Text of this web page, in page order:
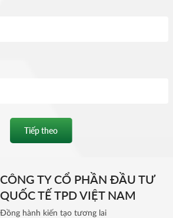
Tiếp theo
CÔNG TY CỔ PHẦN ĐẦU TƯ
QUỐC TẾ TPD VIỆT NAM
Đồng hành kiến tạo tương lai